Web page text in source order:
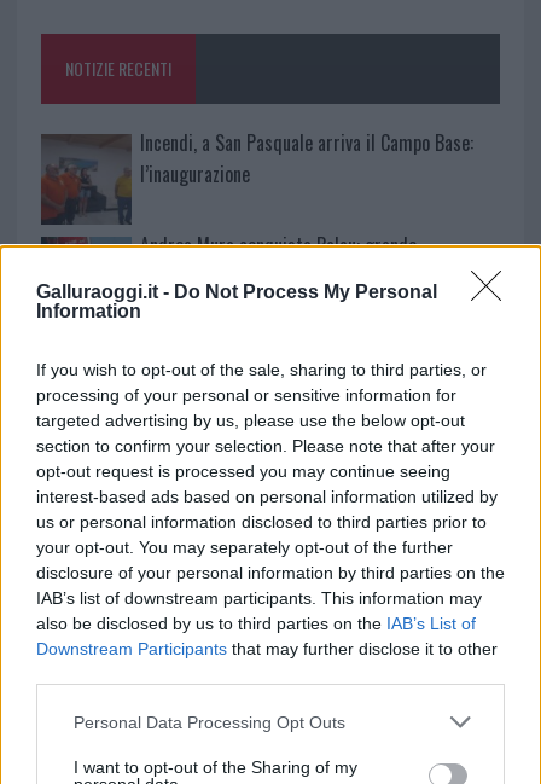
Galluraoggi.it - Do Not Process My Personal
Information
If you wish to opt-out of the sale, sharing to third parties, or
processing of your personal or sensitive information for
targeted advertising by us, please use the below opt-out
section to confirm your selection. Please note that after your
opt-out request is processed you may continue seeing
interest-based ads based on personal information utilized by
us or personal information disclosed to third parties prior to
your opt-out. You may separately opt-out of the further
disclosure of your personal information by third parties on the
IAB’s list of downstream participants. This information may
also be disclosed by us to third parties on the IAB’s List of
Downstream Participants that may further disclose it to other
Please note that this website/app uses one or more Google
not limited to your visit or usage behaviour. You may click to
Personal Data Processing Opt Outs
I want to opt-out of the Sharing of my
o
k
p
NOTIZIE RECENTI
Incendi, a San Pasquale arriva il Campo Base:
l’inaugurazione
Andrea Mura conquista Palau: grande
minori, Albieri: “Episodi gravissimi”
Gallura, finti clienti svuotano le suite: furto da
50mila nel resort
Meteo Olbia 7 agosto, sole e caldo tornano
protagonisti
Test tunnel Olbia: rampe chiuse ancora fino a
fine agosto
Aggius conquista la classifica delle mete più